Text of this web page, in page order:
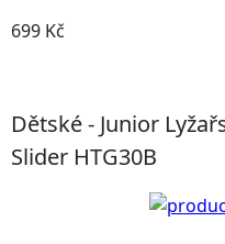
699 Kč
Dětské - Junior
Slider HTG30B